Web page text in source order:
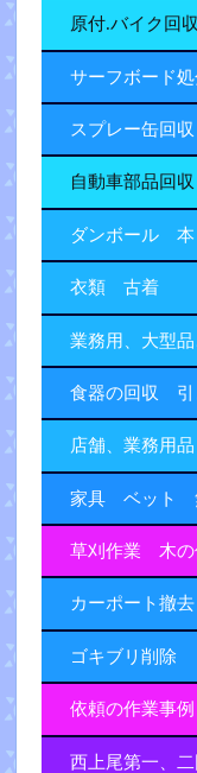
原付.バイク回
サーフボード処
スプレー缶
自動車部品回収
ダンボール
衣類 古着
業務用、大型
食器の回収 引
店舗、業務用品
家具 ベット
草刈作業 木の
カーポート撤
ゴキブリ削除
依頼の作業事
西上尾第一、